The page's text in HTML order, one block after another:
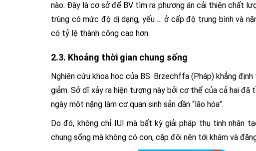
nào. Đây là cơ sở để BV tìm ra phương án cải thiện chất
trùng có mức độ dị dạng, yếu … ở cấp độ trung bình và
có tỷ lệ thành công cao hơn.
2.3. Khoảng thời gian chung sống
Nghiên cứu khoa học của BS. Brzechffa (Pháp) khẳng
giảm. Sở dĩ xảy ra hiện tượng này bởi cơ thể của cả hai
ngày một nặng làm cơ quan sinh sản dần “lão hóa”.
Do đó, không chỉ IUI mà bất kỳ giải pháp thụ tinh nhân
chung sống mà không có con, cặp đôi nên tới khám và